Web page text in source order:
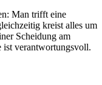
Man trifft eine
kreist alles um
Scheidung am
ist verantwortungsvoll.